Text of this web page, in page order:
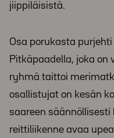
jiippiläisistä.
Osa porukasta
Pitkäpaadella, joka on
ryhmä taittoi
osallistujat on kesän
saareen
reittiliikenne avaa